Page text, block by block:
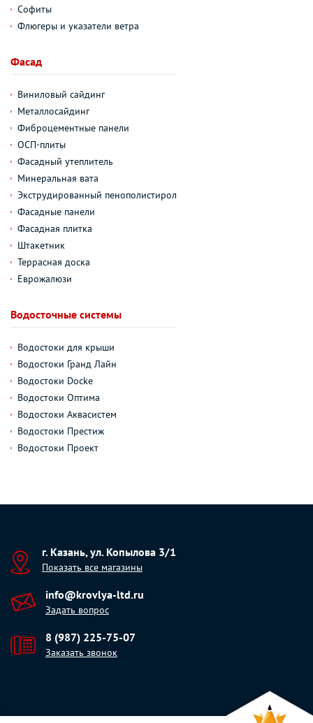
Софиты
Флюгеры и указатели ветра
Фасад
Виниловый сайдинг
Металлосайдинг
Фиброцементные панели
ОСП-плиты
Фасадный утеплитель
Минеральная вата
Экструдированный пенополистирол
Фасадные панели
Фасадная плитка
Штакетник
Террасная доска
Еврожалюзи
Водосточные системы
Водостоки для крыши
Водостоки Гранд Лайн
Водостоки Docke
Водостоки Оптима
Водостоки Аквасистем
Водостоки Престиж
Водостоки Проект
г. Казань, ул. Копылова 3/1
Показать все магазины
info@krovlya-ltd.ru
Задать вопрос
8 (987) 225-75-07
Заказать звонок